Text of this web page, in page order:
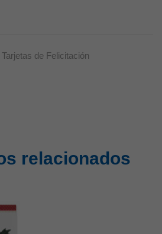
Tarjetas de Felicitación
relacionados